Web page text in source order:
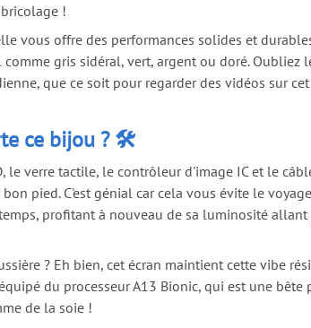
!
vous offre des performances solides et
gris sidéral, vert, argent ou doré. Oubliez
que ce soit pour regarder des vidéos sur
ce bijou ? 🛠️
verre tactile, le contrôleur d'image IC et le
pied. C'est génial car cela vous évite le
profitant à nouveau de sa luminosité
? Eh bien, cet écran maintient cette vibe
du processeur A13 Bionic, qui est une
de la soie !